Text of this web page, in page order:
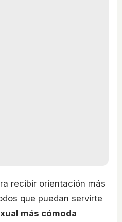
recibir orientación más
que puedan servirte
más cómoda